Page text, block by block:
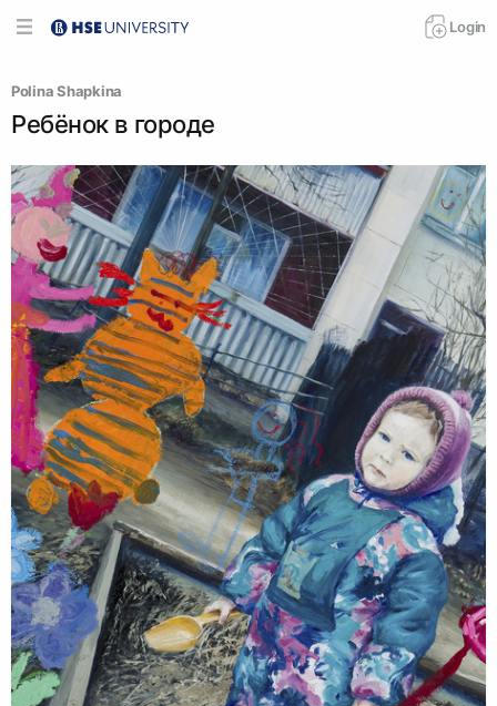
Login
Polina Shapkina
Ребёнок в городе